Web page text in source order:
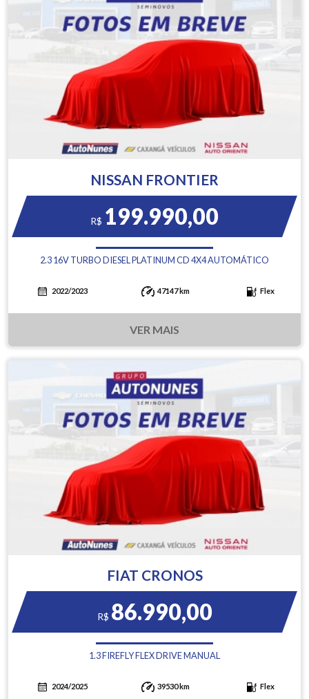
NISSAN FRONTIER
R$ 199.990,00
2.3 16V TURBO DIESEL PLATINUM CD 4X4 AUTOMÁTICO
2022/2023 47147 km Flex
VER MAIS
FIAT CRONOS
R$ 86.990,00
1.3 FIREFLY FLEX DRIVE MANUAL
2024/2025 39530 km Flex